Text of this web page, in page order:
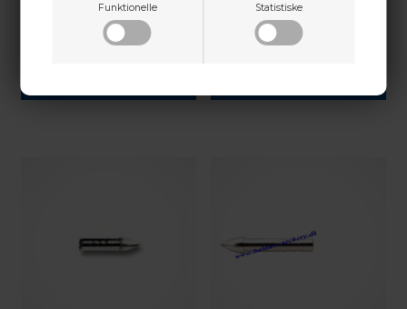
Funktionelle Statistiske
EASTON PIN X10 PRO TOUR
EASTON POINT 1PC 2312 125G
DKK